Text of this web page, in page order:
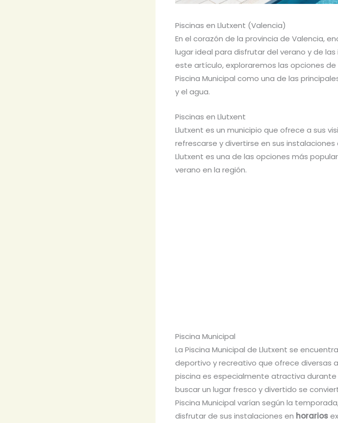
Piscinas en Llutxent (Valencia)
En el corazón de la provincia de Valencia,
lugar ideal para disfrutar del verano y de
este artículo, exploraremos las opciones
Piscina Municipal como una de las
y el agua.
Piscinas en Llutxent
Llutxent es un municipio que ofrece a sus
refrescarse y divertirse en sus instalaciones
Llutxent es una de las opciones más
verano en la región.
Piscina Municipal
La Piscina Municipal de Llutxent se
deportivo y recreativo que ofrece diversas
piscina es especialmente atractiva
buscar un lugar fresco y divertido se
Piscina Municipal varían según la
disfrutar de sus instalaciones en horarios